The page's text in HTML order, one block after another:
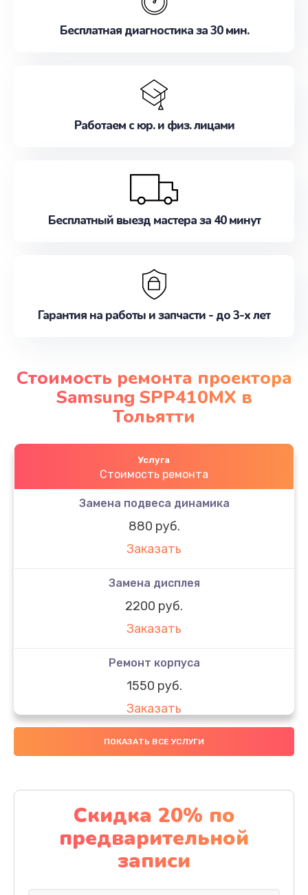
Бесплатная диагностика за 30 мин.
Работаем с юр. и физ. лицами
Бесплатный выезд мастера за 40 минут
Гарантия на работы и запчасти - до 3-х лет
Стоимость ремонта проектора
Samsung SPP410MX в
Тольятти
Услуга
Стоимость ремонта
Замена подвеса динамика
880 руб.
Заказать
Замена дисплея
2200 руб.
Заказать
Ремонт корпуса
1550 руб.
Заказать
Настройка
Заказать
Ремонт кнопки
1200 руб.
Заказать
ПОКАЗАТЬ ВСЕ УСЛУГИ
Скидка 20% по
предварительной
записи